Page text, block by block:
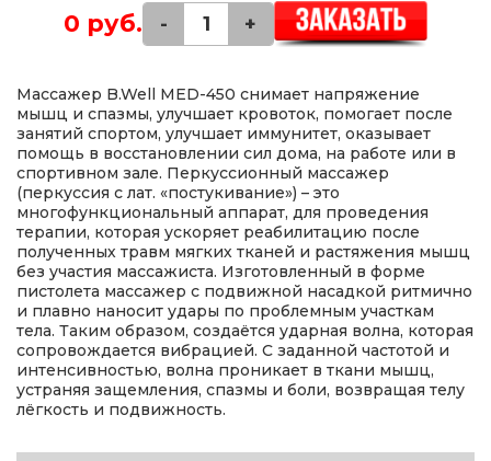
0 руб. - +
Массажер B.Well MED-450 снимает напряжение
мышц и спазмы, улучшает кровоток, помогает после
занятий спортом, улучшает иммунитет, оказывает
помощь в восстановлении сил дома, на работе или в
спортивном зале. Перкуссионный массажер
(перкуссия с лат. «постукивание») – это
многофункциональный аппарат, для проведения
терапии, которая ускоряет реабилитацию после
полученных травм мягких тканей и растяжения мышц
без участия массажиста. Изготовленный в форме
пистолета массажер с подвижной насадкой ритмично
и плавно наносит удары по проблемным участкам
тела. Таким образом, создаётся ударная волна, которая
сопровождается вибрацией. С заданной частотой и
интенсивностью, волна проникает в ткани мышц,
устраняя защемления, спазмы и боли, возвращая телу
лёгкость и подвижность.